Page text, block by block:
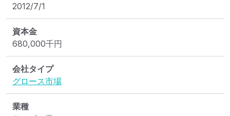
2012/7/1
資本金
680,000千円
会社タイプ
グロース市場
業種